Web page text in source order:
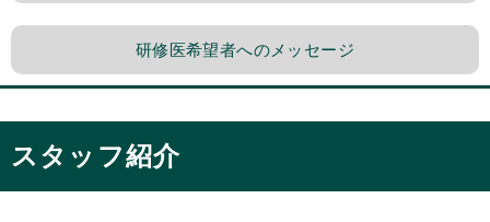
研修医希望者へのメッセージ
スタッフ紹介